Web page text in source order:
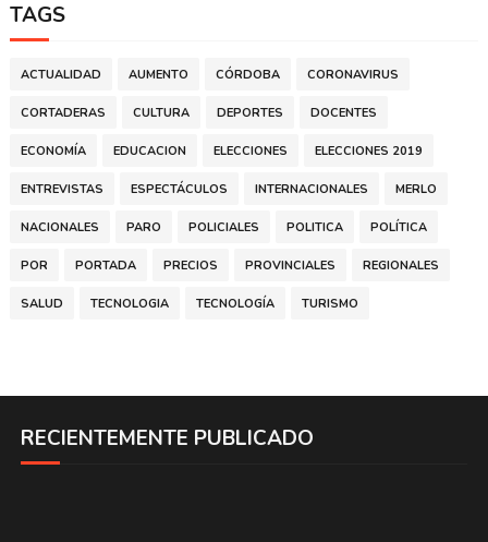
TAGS
ACTUALIDAD AUMENTO CÓRDOBA CORONAVIRUS
CORTADERAS CULTURA DEPORTES DOCENTES
ECONOMÍA EDUCACION ELECCIONES ELECCIONES 2019
ENTREVISTAS ESPECTÁCULOS INTERNACIONALES MERLO
NACIONALES PARO POLICIALES POLITICA POLÍTICA
POR PORTADA PRECIOS PROVINCIALES REGIONALES
SALUD TECNOLOGIA TECNOLOGÍA TURISMO
RECIENTEMENTE PUBLICADO